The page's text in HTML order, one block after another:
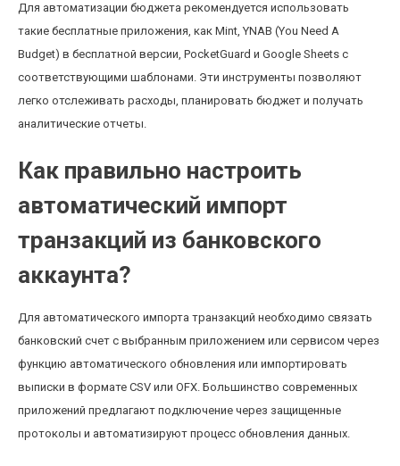
Для автоматизации бюджета рекомендуется использовать
такие бесплатные приложения, как Mint, YNAB (You Need A
Budget) в бесплатной версии, PocketGuard и Google Sheets с
соответствующими шаблонами. Эти инструменты позволяют
легко отслеживать расходы, планировать бюджет и получать
аналитические отчеты.
Как правильно настроить
автоматический импорт
транзакций из банковского
аккаунта?
Для автоматического импорта транзакций необходимо связать
банковский счет с выбранным приложением или сервисом через
функцию автоматического обновления или импортировать
выписки в формате CSV или OFX. Большинство современных
приложений предлагают подключение через защищенные
протоколы и автоматизируют процесс обновления данных.